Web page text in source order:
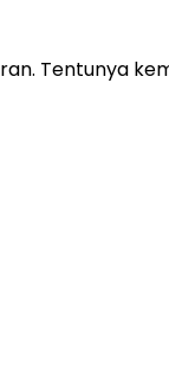
Tentunya